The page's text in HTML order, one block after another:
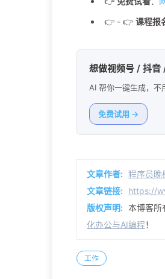
👉 - 👉 课程报
想做视频号 / 抖音
AI 帮你一键生成，不
免费试用 →
文章作者: 程序员
文章链接: https://
版权声明: 本博客所
化办公与AI编程！
工作